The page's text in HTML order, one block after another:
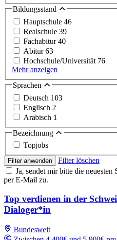
Bildungsstand
Hauptschule 46
Realschule 39
Fachabitur40
Abitur63
Hochschule/Universität 76
Mehr anzeigen
Sprachen
Deutsch 103
Englisch 2
Arabisch 1
Bezeichnung
Topjobs
Filter anwenden
Filter löschen
Ja, sendet mir bitte die neuesten
per E-Mail zu.
Top verdienen in der
Dialoger*in
Bundesweit